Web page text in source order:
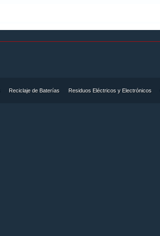
Reciclaje de Baterías Residuos Eléctricos y Electrónicos